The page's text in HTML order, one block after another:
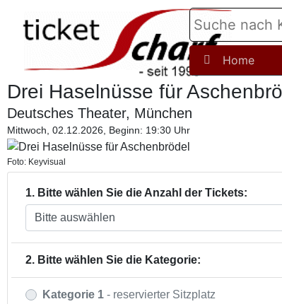
Home
Drei Haselnüsse für
Deutsches Theater, München
Mittwoch, 02.12.2026, Beginn: 19:30 Uhr
Foto: Keyvisual
1. Bitte wählen Sie die Anzahl der Tickets:
2. Bitte wählen Sie die Kategorie:
Kategorie 1 - reservierter Sitzplatz